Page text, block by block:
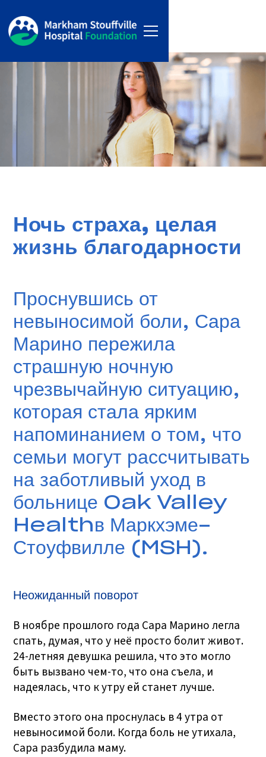
Ночь страха, целая
жизнь благодарности
Проснувшись от
невыносимой боли, Сара
Марино пережила
страшную ночную
чрезвычайную ситуацию,
которая стала ярким
напоминанием о том, что
семьи могут рассчитывать
на заботливый уход в
больнице Oak Valley
Healthв Маркхэме-
Стоуфвилле (MSH).
Неожиданный поворот
В ноябре прошлого года Сара Марино легла
спать, думая, что у неё просто болит живот.
24-летняя девушка решила, что это могло
быть вызвано чем-то, что она съела, и
надеялась, что к утру ей станет лучше.
Вместо этого она проснулась в 4 утра от
невыносимой боли. Когда боль не утихала,
Сара разбудила маму.